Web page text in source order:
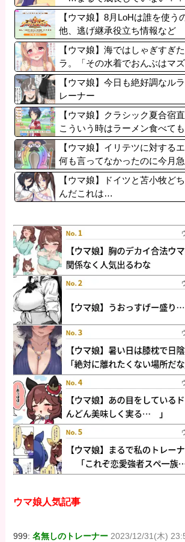
【ウマ娘】8月LoHは誰を使う
他、逃げ継承役立ち情報など
【ウマ娘】海ではしゃぎすぎ
ラ。「その水着でおんぶはマ
【ウマ娘】今日も絶好調なル
レーナー
【ウマ娘】クラシック夏合宿
こういう時はラーメン食べて
【ウマ娘】イリテツに対する
何も言ってなかったのに今月
したのが怪しいよな。
【ウマ娘】ドイツと苫小牧ど
んだこれは…
ウマ娘人気記事
999:名無しのトレーナー 2023/12/31(木)